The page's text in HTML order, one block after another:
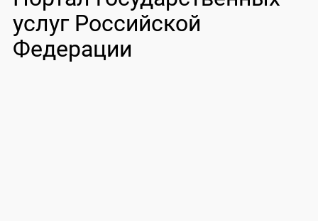
услуг Российской
Федерации